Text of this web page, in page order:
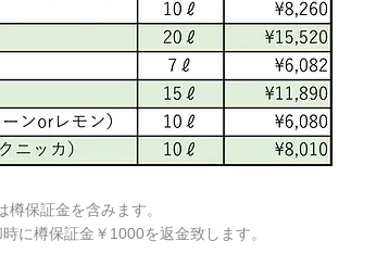
樽保証金を含みます。
に樽保証金￥1000を返金致します。